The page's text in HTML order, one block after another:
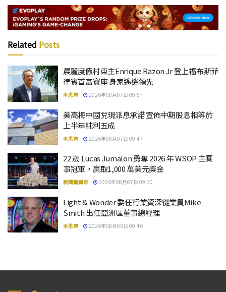
Related Posts
晨麗度假村東主Enrique Razon Jr 登上福布斯菲
律賓首富寶座 身家遙遙領先
本思齊 2026年08月07日 09:57
美高梅中國兌現派息承諾 宣佈中期股息相等於
上半年純利五成
本思齊 2026年08月07日 09:47
22 歲 Lucas Jumalon 勇奪 2026 年 WSOP 主賽
事冠軍，贏取1,000 萬美元獎金
新聞編輯部 2026年08月07日 09:30
Light & Wonder 委任行業資深從業員Mike
Smith 出任亞洲區董事總經理
本思齊 2026年08月06日 09:46